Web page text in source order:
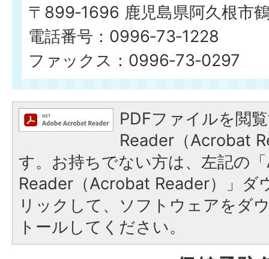
〒899‐1696 鹿児島県阿久根市
電話番号：0996‐73‐1228
ファックス：0996‐73‐0297
PDFファイルを閲
Reader（Acrobat
す。お持ちでない方は、左記の
Reader（Acrobat Reader）」ダ
リックして、ソフトウェアをダ
トールしてください。